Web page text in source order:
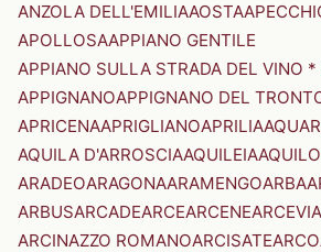
ANZOLA DELL'EMILIAAOSTA
APOLLOSAAPPIANO GENTILE
APPIANO SULLA STRADA DEL VINO *
APPIGNANOAPPIGNANO DEL
APRICENAAPRIGLIANOAPRILIA
AQUILA D'ARROSCIAAQUILEIA
ARADEOARAGONAARAMENGOARBA
ARBUSARCADEARCEARCENEARCEVIA
ARCINAZZO ROMANOARCISATEARCO